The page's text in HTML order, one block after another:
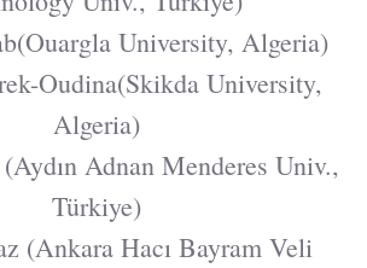
University, Algeria)
Oudina(Skikda University,
Algeria)
Adnan Menderes Univ.,
Türkiye)
(Ankara Hacı Bayram Veli